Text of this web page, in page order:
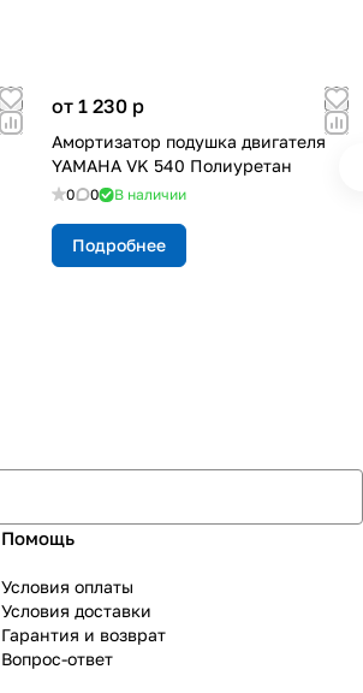
от 1 230 p
Амортизатор подушка двигателя
YAMAHA VK 540 Полиуретан
0 0 В наличии
Подробнее
Помощь
Условия оплаты
Условия доставки
Гарантия и возврат
Вопрос-ответ